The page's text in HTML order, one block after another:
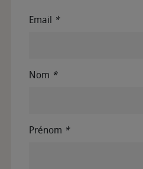
Email *
Nom *
Prénom *